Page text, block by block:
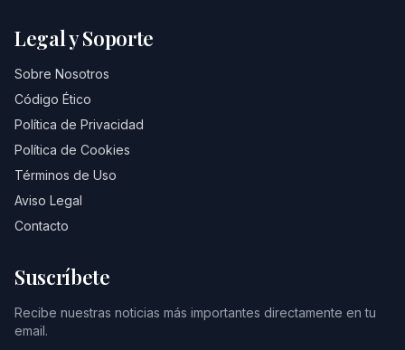
Legal y Soporte
Sobre Nosotros
Código Ético
Política de Privacidad
Política de Cookies
Términos de Uso
Aviso Legal
Contacto
Suscríbete
Recibe nuestras noticias más importantes directamente en tu
email.